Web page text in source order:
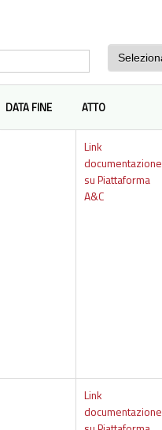
DATA FINE ATTO
Link
documentazione
su Piattaforma
A&C
Link
documentazione